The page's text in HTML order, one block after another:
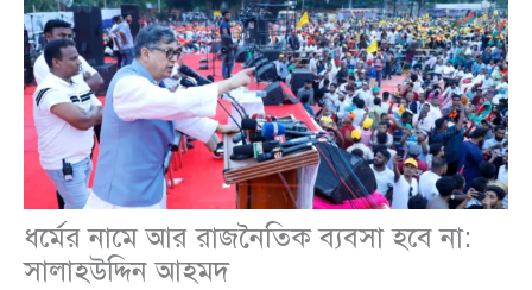
ধর্মের নামে আর রাজনৈতিক ব্যবসা হবে না:
সালাহউদ্দিন আহমদ